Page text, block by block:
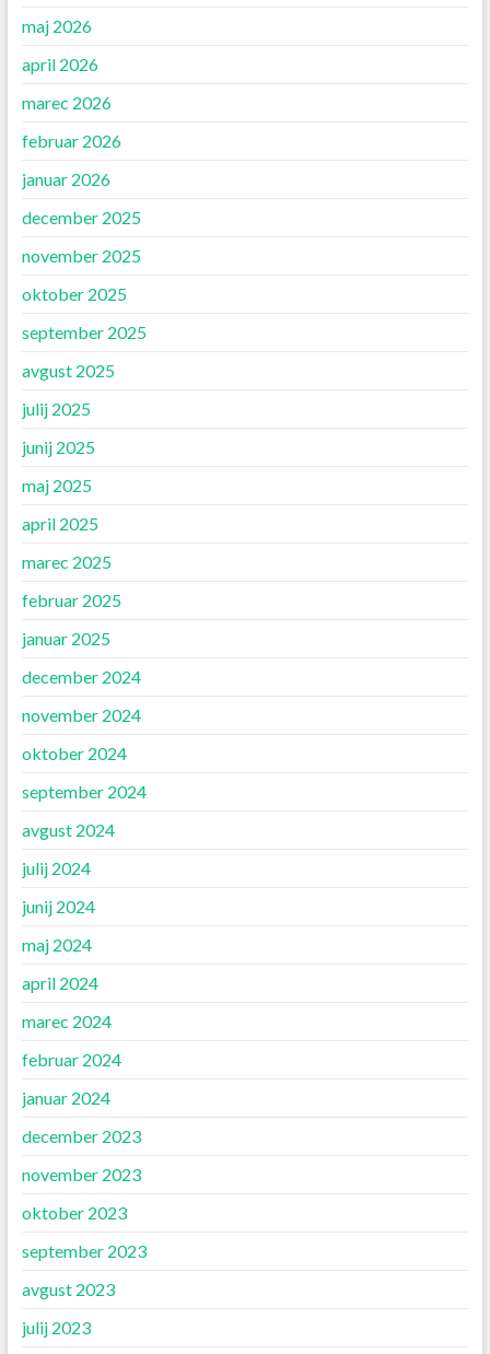
maj 2026
april 2026
marec 2026
februar 2026
januar 2026
december 2025
november 2025
oktober 2025
september 2025
avgust 2025
julij 2025
junij 2025
maj 2025
april 2025
marec 2025
februar 2025
januar 2025
december 2024
november 2024
oktober 2024
september 2024
avgust 2024
julij 2024
junij 2024
maj 2024
april 2024
marec 2024
februar 2024
januar 2024
december 2023
november 2023
oktober 2023
september 2023
avgust 2023
julij 2023